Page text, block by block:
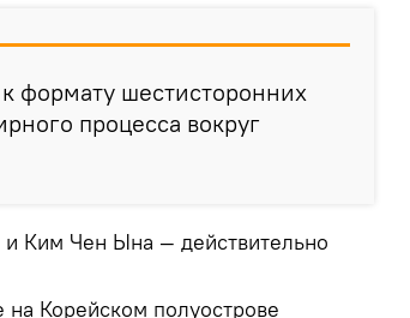
формату шестисторонних
процесса вокруг
и Ким Чен Ына — действительно
на Корейском полуострове